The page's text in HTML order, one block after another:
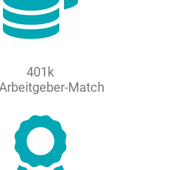
401k
Match